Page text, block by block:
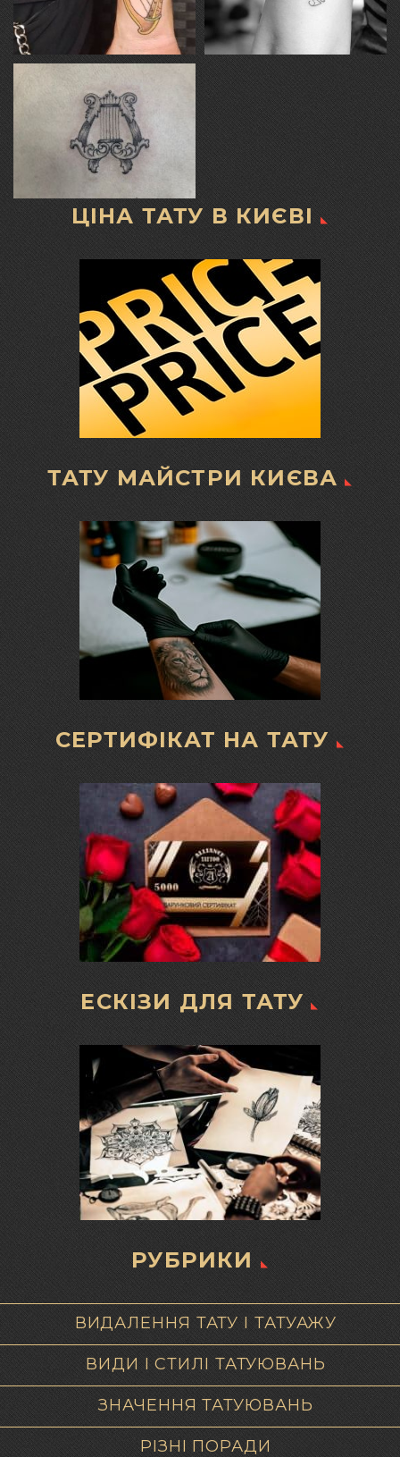
ЦІНА ТАТУ В КИЄВІ
ТАТУ МАЙСТРИ КИЄВА
СЕРТИФІКАТ НА ТАТУ
ЕСКІЗИ ДЛЯ ТАТУ
РУБРИКИ
ВИДАЛЕННЯ ТАТУ І ТАТУАЖУ
ВИДИ І СТИЛІ ТАТУЮВАНЬ
ЗНАЧЕННЯ ТАТУЮВАНЬ
РІЗНІ ПОРАДИ